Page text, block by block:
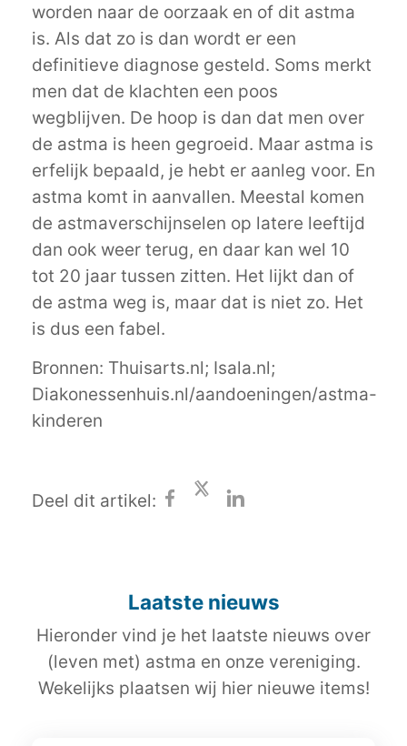
worden naar de oorzaak en of dit astma
is. Als dat zo is dan wordt er een
definitieve diagnose gesteld. Soms merkt
men dat de klachten een poos
wegblijven. De hoop is dan dat men over
de astma is heen gegroeid. Maar astma is
erfelijk bepaald, je hebt er aanleg voor. En
astma komt in aanvallen. Meestal komen
de astmaverschijnselen op latere leeftijd
dan ook weer terug, en daar kan wel 10
tot 20 jaar tussen zitten. Het lijkt dan of
de astma weg is, maar dat is niet zo. Het
is dus een fabel.
Bronnen: Thuisarts.nl; Isala.nl;
Diakonessenhuis.nl/aandoeningen/astma-
kinderen
Deel dit artikel:
Laatste nieuws
Hieronder vind je het laatste nieuws over
(leven met) astma en onze vereniging.
Wekelijks plaatsen wij hier nieuwe items!